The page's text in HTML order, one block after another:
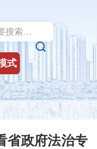

式
省政府法治专